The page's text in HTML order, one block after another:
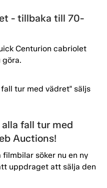
- tillbaka till 70-
Centurion cabriolet
göra.
fall tur med
Auctions!
filmbilar söker nu en ny
uppdraget att sälja den